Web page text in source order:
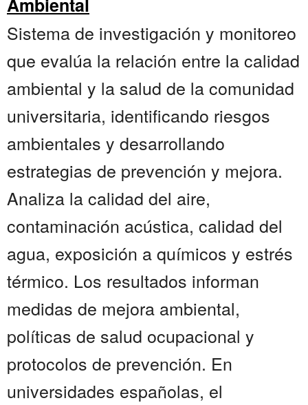
Sistema de investigación y monitoreo
que evalúa la relación entre la calidad
ambiental y la salud de la comunidad
universitaria, identificando riesgos
ambientales y desarrollando
estrategias de prevención y mejora.
Analiza la calidad del aire,
contaminación acústica, calidad del
agua, exposición a químicos y estrés
térmico. Los resultados informan
medidas de mejora ambiental,
políticas de salud ocupacional y
protocolos de prevención. En
universidades españolas, el